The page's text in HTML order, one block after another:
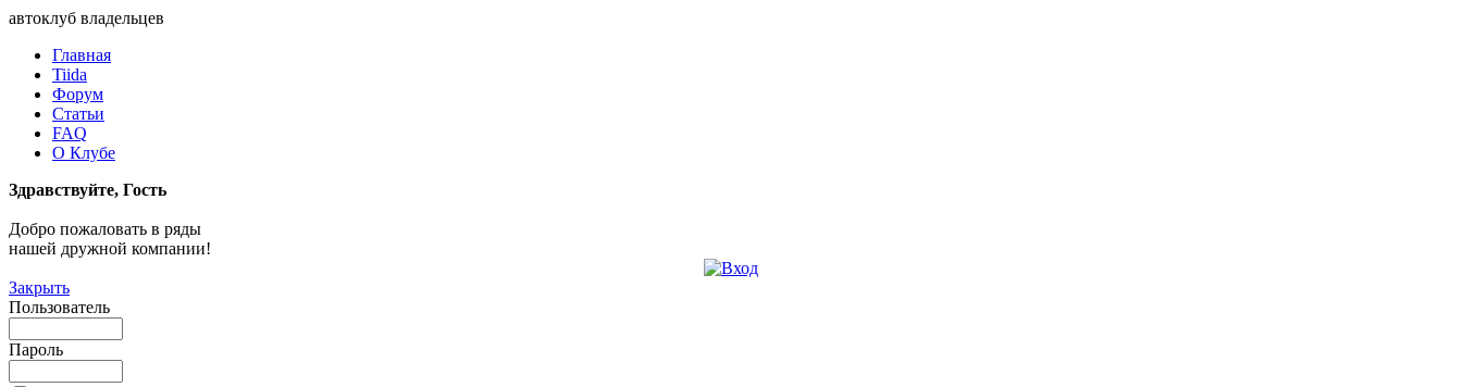
автоклуб владельцев
Главная
Tiida
Форум
Статьи
FAQ
О Клубе
Здравствуйте, Гость
Добро пожаловать в ряды
нашей дружной компании!
Закрыть
Пользователь
Пароль